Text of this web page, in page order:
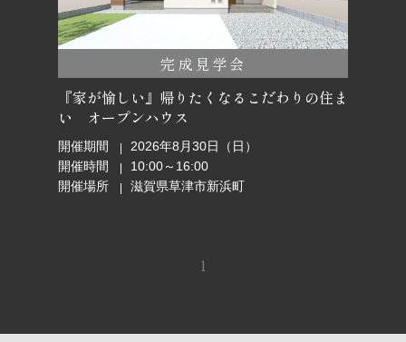
完成見学会
『家が愉しい』帰りたくなるこだわりの住ま
い オープンハウス
開催期間
2026年8月30日（日）
開催時間
10:00～16:00
開催場所
滋賀県草津市新浜町
1